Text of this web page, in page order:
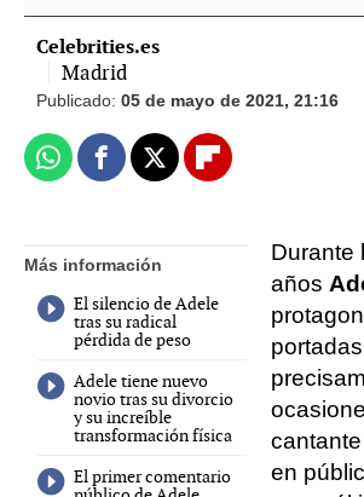
Celebrities.es
Madrid
Publicado: 05 de mayo de 2021, 21:16
WhatsappFacebook
X Flipboard
Más información
El silencio de Adele
tras su radical
pérdida de peso
Adele tiene nuevo
novio tras su divorcio
y su increíble
transformación física
El primer comentario
Durante
años
en